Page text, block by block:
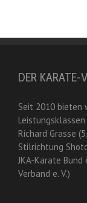
DER KARATE-
Seit 2010 bieten
Richard Grasse
Stilrichtung
JKA-Karate Bund
Verband e. V.)